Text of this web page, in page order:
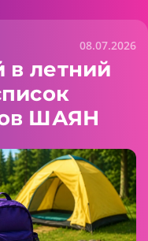
08.07.2026
в летний
ШАЯН